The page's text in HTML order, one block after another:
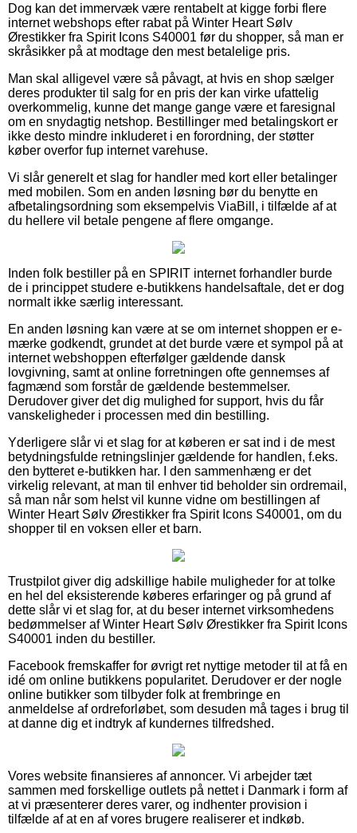
Dog kan det immervæk være rentabelt at kigge forbi flere
internet webshops efter rabat på Winter Heart Sølv
Ørestikker fra Spirit Icons S40001 før du shopper, så man er
skråsikker på at modtage den mest betalelige pris.
Man skal alligevel være så påvagt, at hvis en shop sælger
deres produkter til salg for en pris der kan virke ufattelig
overkommelig, kunne det mange gange være et faresignal
om en snydagtig netshop. Bestillinger med betalingskort er
ikke desto mindre inkluderet i en forordning, der støtter
køber overfor fup internet varehuse.
Vi slår generelt et slag for handler med kort eller betalinger
med mobilen. Som en anden løsning bør du benytte en
afbetalingsordning som eksempelvis ViaBill, i tilfælde af at
du hellere vil betale pengene af flere omgange.
Inden folk bestiller på en SPIRIT internet forhandler burde
de i princippet studere e-butikkens handelsaftale, det er dog
normalt ikke særlig interessant.
En anden løsning kan være at se om internet shoppen er e-
mærke godkendt, grundet at det burde være et sympol på at
internet webshoppen efterfølger gældende dansk
lovgivning, samt at online forretningen ofte gennemses af
fagmænd som forstår de gældende bestemmelser.
Derudover giver det dig mulighed for support, hvis du får
vanskeligheder i processen med din bestilling.
Yderligere slår vi et slag for at køberen er sat ind i de mest
betydningsfulde retningslinjer gældende for handlen, f.eks.
den bytteret e-butikken har. I den sammenhæng er det
virkelig relevant, at man til enhver tid beholder sin ordremail,
så man når som helst vil kunne vidne om bestillingen af
Winter Heart Sølv Ørestikker fra Spirit Icons S40001, om du
shopper til en voksen eller et barn.
Trustpilot giver dig adskillige habile muligheder for at tolke
en hel del eksisterende køberes erfaringer og på grund af
dette slår vi et slag for, at du beser internet virksomhedens
bedømmelser af Winter Heart Sølv Ørestikker fra Spirit Icons
S40001 inden du bestiller.
Facebook fremskaffer for øvrigt ret nyttige metoder til at få en
idé om online butikkens popularitet. Derudover er der nogle
online butikker som tilbyder folk at frembringe en
anmeldelse af ordreforløbet, som desuden må tages i brug til
at danne dig et indtryk af kundernes tilfredshed.
Vores website finansieres af annoncer. Vi arbejder tæt
sammen med forskellige outlets på nettet i Danmark i form af
at vi præsenterer deres varer, og indhenter provision i
tilfælde af at en af vores brugere realiserer et indkøb.